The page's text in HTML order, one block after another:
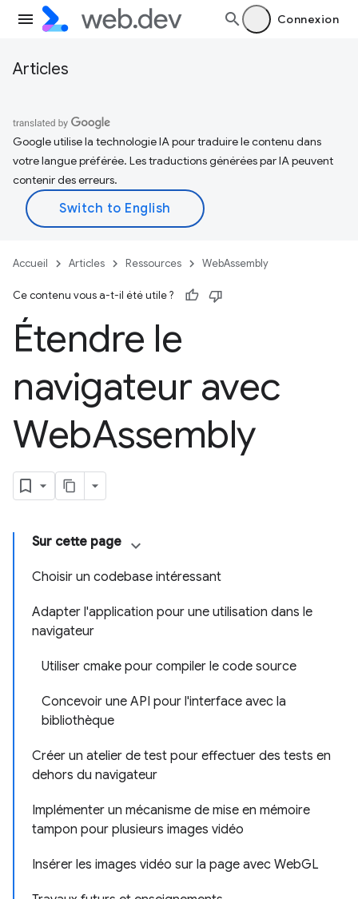
Connexion
Articles
Google utilise la technologie IA pour traduire le contenu dans
votre langue préférée. Les traductions générées par IA peuvent
contenir des erreurs.
Accueil Articles Ressources WebAssembly
Ce contenu vous a-t-il été utile ?
Étendre le
navigateur avec
WebAssembly
Sur cette page
Choisir un codebase intéressant
Adapter l'application pour une utilisation dans le
navigateur
Utiliser cmake pour compiler le code source
Concevoir une API pour l'interface avec la
bibliothèque
Créer un atelier de test pour effectuer des tests en
dehors du navigateur
Implémenter un mécanisme de mise en mémoire
tampon pour plusieurs images vidéo
Insérer les images vidéo sur la page avec WebGL